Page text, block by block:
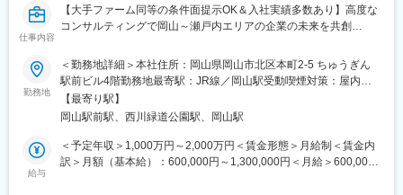
仕事内容
【大手ファーム同等の条件面提示OK＆入社実績多数あり】高度な
コンサルティングで岡山～瀬戸内エリアの企業の未来を共創
■ミッション：
プロジェクトマネージャーとして、地域が抱える多様な課題や地
域特有の状況に応じたソリューションの提供を通し、企業や自治
体、地域における課題に取り組み、ちゅうぎんグループの総合力
を生かしたコンサル支援をリーディングいただきます！
勤務地
＜勤務地詳細＞本社住所：岡山県岡山市北区本町2-5 ちゅうぎん
駅前ビル4階勤務地最寄駅：JR線／岡山駅受動喫煙対策：屋内全
面禁煙変更の範囲：無
【最寄り駅】
岡山駅前駅、西川緑道公園駅、岡山駅
給与
＜予定年収＞1,000万円～2,000万円＜賃金形態＞月給制＜賃金内
訳＞月額（基本給）：600,000円～1,300,000円＜月給＞600,000